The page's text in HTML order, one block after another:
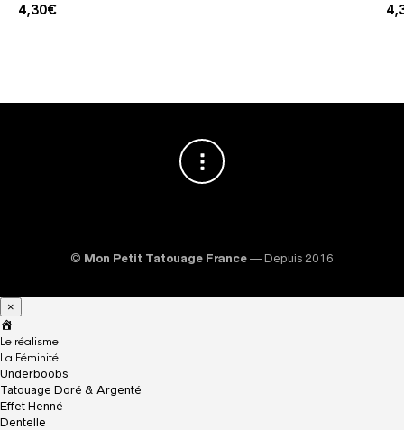
4,30€
© Mon Petit Tatouage France — Depuis 2016
×
c
c
u
e
i
l
Le réalisme
La Féminité
Underboobs
Tatouage Doré & Argenté
Effet Henné
Dentelle